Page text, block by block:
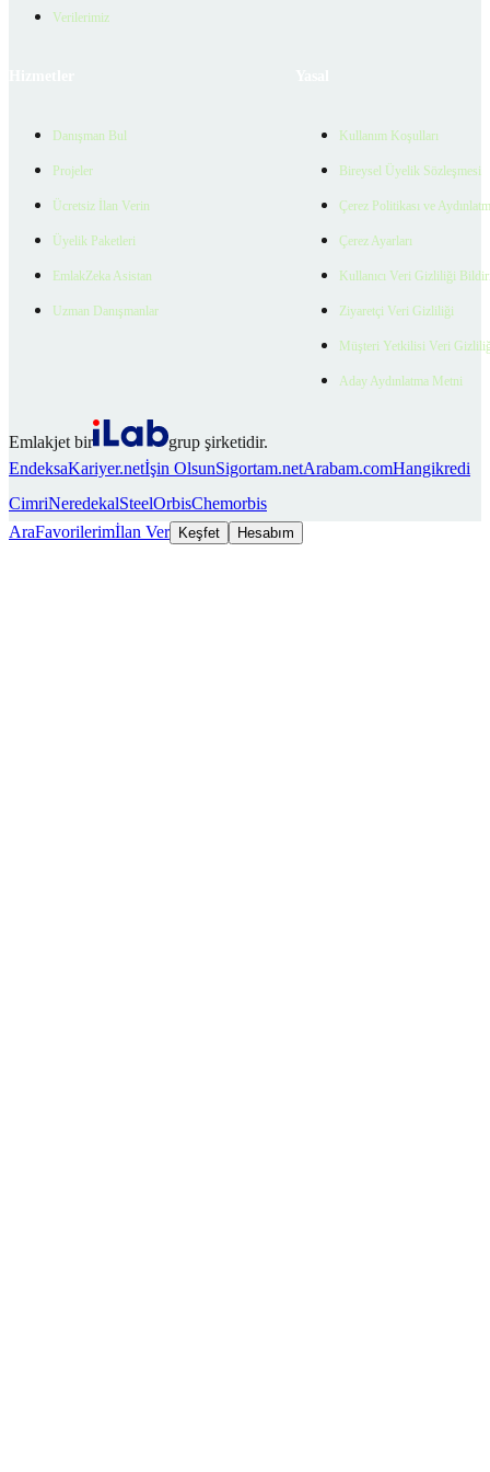
Verilerimiz
Danışman Bul
Projeler
Ücretsiz İlan Verin
Üyelik Paketleri
EmlakZeka Asistan
Uzman Danışmanlar
Kullanım Koşulları
Bireysel Üyelik Sözleşmesi
Çerez Politikası ve
Çerez Ayarları
Kullanıcı Veri Gizliliği
Ziyaretçi Veri Gizliliği
Müşteri Yetkilisi Veri
Aday Aydınlatma Metni
Emlakjet bir
grup şirketidir.
EndeksaKariyer.netİşin OlsunSigortam.netArabam.comHangikredi
CimriNeredekalSteelOrbisChemorbis
AraFavorilerimİlan Ver Keşfet Hesabım